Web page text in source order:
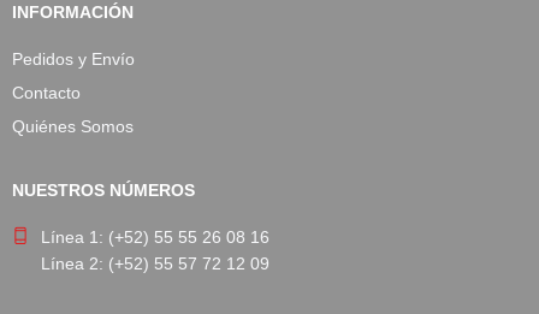
INFORMACIÓN
Pedidos y Envío
Contacto
Quiénes Somos
NUESTROS NÚMEROS
Línea 1: (+52) 55 55 26 08 16
Línea 2: (+52) 55 57 72 12 09